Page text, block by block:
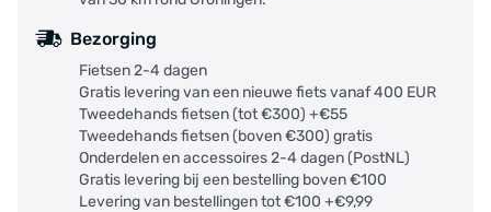
Kolbenanzahl Bremszange 2-Kolben
Material Bremsgriff Carbotecture
Hebelart 2-Finger-Hebel
Bremsbelag 7.P, Performance
Leitungsanschluss Bremszange Drehbarer
Leitungsanschluss
Hebelweitenverstellung T25
Material Hebel Aluminium
Modelljahr 2015
Bezorging
Fietsen 2-4 dagen
Gratis levering van een nieuwe fiets vanaf 400 EUR
Tweedehands fietsen (tot €300) +€55
Tweedehands fietsen (boven €300) gratis
Onderdelen en accessoires 2-4 dagen (PostNL)
Gratis levering bij een bestelling boven €100
Levering van bestellingen tot €100 +€9,99